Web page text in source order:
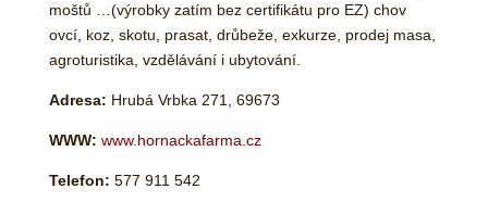
moštů …(výrobky zatím bez certifikátu pro EZ) chov
ovcí, koz, skotu, prasat, drůbeže, exkurze, prodej masa,
agroturistika, vzdělávání i ubytování.
Adresa: Hrubá Vrbka 271, 69673
WWW: www.hornackafarma.cz
Telefon: 577 911 542